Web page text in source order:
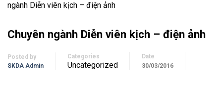
ngành Diễn viên kịch – điện ảnh
Chuyên ngành Diễn viên kịch – điện ảnh
Posted by
SKDA Admin
Categories
Uncategorized
Date
30/03/2016